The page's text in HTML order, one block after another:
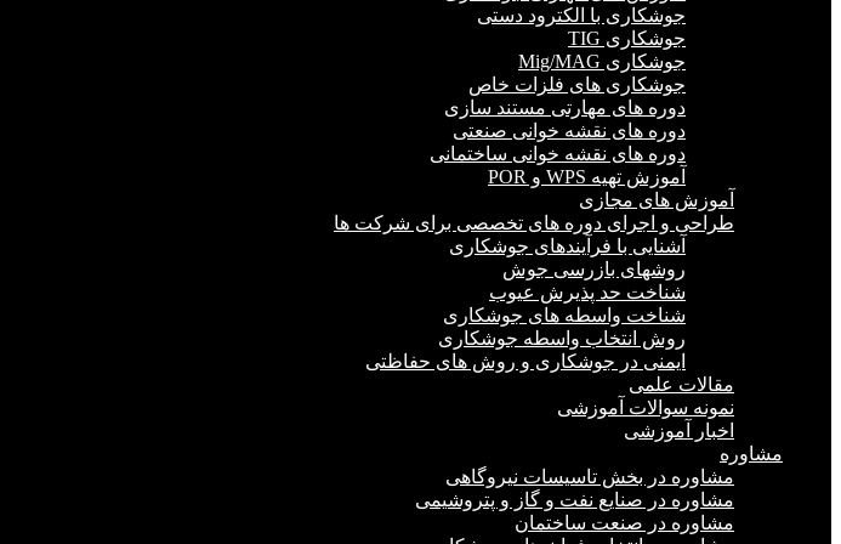
جوشکاری با الکترود دستی
جوشکاری TIG
جوشکاری Mig/MAG
جوشکاری های فلزات خاص
دوره های مهارتی مستند سازی
دوره های نقشه خوانی صنعتی
دوره های نقشه خوانی ساختمانی
آموزش تهیه WPS و POR
آموزش های مجازی
طراحی و اجرای دوره های تخصصی برای شرکت ها
آشنایی با فرآیندهای جوشکاری
روشهای بازرسی جوش
شناخت حد پذیرش عیوب
شناخت واسطه های جوشکاری
روش انتخاب واسطه جوشکاری
ایمنی در جوشکاری و روش های حفاظتی
مقالات علمی
نمونه سوالات آموزشی
اخبار آموزشی
مشاوره
مشاوره در بخش تاسیسات نیروگاهی
مشاوره در صنایع نفت و گاز و پتروشیمی
مشاوره در صنعت ساختمان